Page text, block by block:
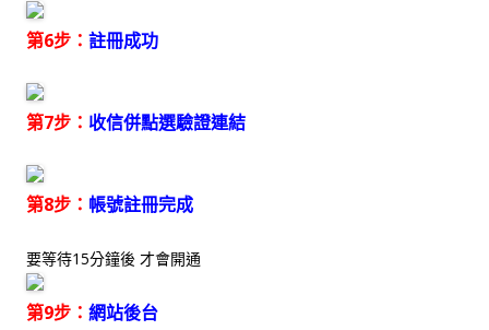
第6步： 註冊成功
第7步： 收信併點選驗證連結
第8步： 帳號註冊完成
要等待15分鐘後 才會開通
第9步： 網站後台